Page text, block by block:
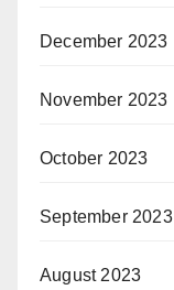
December 2023
November 2023
October 2023
September 2023
August 2023